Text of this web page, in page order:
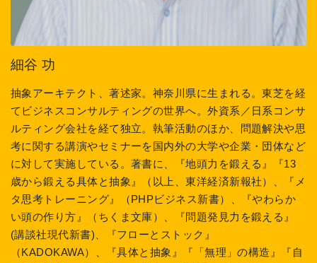
細谷 功
抽象アーキテクト、著述家。神奈川県に生まれる。東芝を経
てビジネスコンサルティングの世界へ。外資系／日系コンサ
ルティング会社を経て独立。執筆活動のほか、問題解決や思
考に関する講演やセミナーを国内外の大学や企業・団体など
に対して実施している。著書に、『地頭力を鍛える』『13
歳から鍛える具体と抽象』（以上、東洋経済新報社）、『メ
タ思考トレーニング』（PHPビジネス新書）、『やわらか
い頭の作り方』（ちくま文庫）、『問題発見力を鍛える』
(講談社現代新書)、『フローとストック』
（KADOKAWA）、『具体と抽象』『「無理」の構造』『自